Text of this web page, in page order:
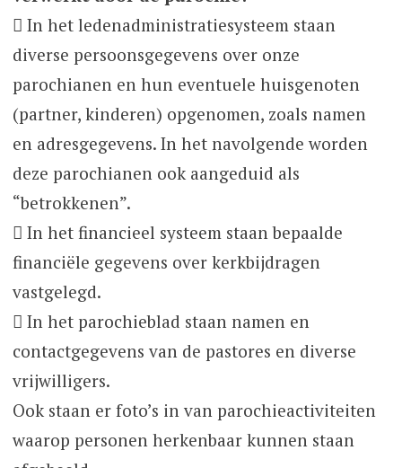
 In het ledenadministratiesysteem staan
diverse persoonsgegevens over onze
parochianen en hun eventuele huisgenoten
(partner, kinderen) opgenomen, zoals namen
en adresgegevens. In het navolgende worden
deze parochianen ook aangeduid als
“betrokkenen”.
 In het financieel systeem staan bepaalde
financiële gegevens over kerkbijdragen
vastgelegd.
 In het parochieblad staan namen en
contactgegevens van de pastores en diverse
vrijwilligers.
Ook staan er foto’s in van parochieactiviteiten
waarop personen herkenbaar kunnen staan